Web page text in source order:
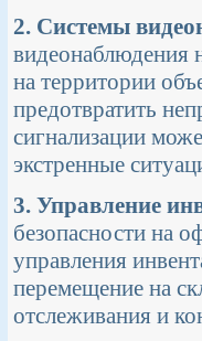
2. Системы
видеонаблюдения
на территории
предотвратить
сигнализации
экстренные
3. Управление
безопасности на
управления
перемещение на
отслеживания и